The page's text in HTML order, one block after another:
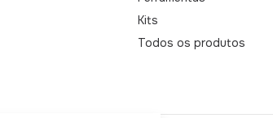
Kits
Todos os produtos